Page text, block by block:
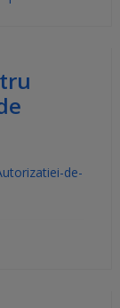
de-